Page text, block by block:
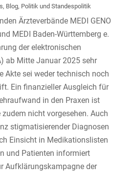
, Blog, Politik und Standespolitik
Ärzteverbände MEDI GENO
MEDI Baden-Württemberg e.
der elektronischen
ab Mitte Januar 2025 sehr
Akte sei weder technisch noch
Ein finanzieller Ausgleich für
in den Praxen ist
nicht vorgesehen. Auch
stigmatisierender Diagnosen
Einsicht in Medikationslisten
und Patienten informiert
Aufklärungskampagne der